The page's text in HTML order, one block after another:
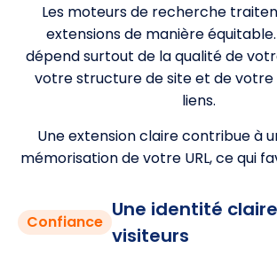
Les moteurs de recherche
extensions de manière
dépend surtout de la qualité de
votre structure de site et de
liens.
Une extension claire contribue à
mémorisation de votre URL, ce qui
Confiance
Une identité
visiteurs